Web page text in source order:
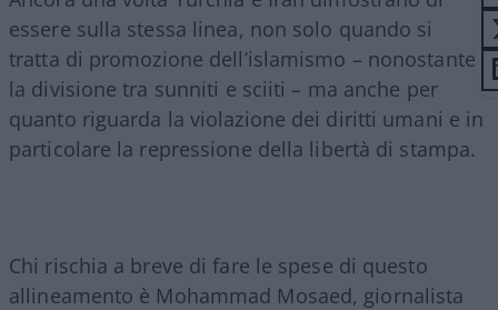
essere sulla stessa linea, non solo quando si
tratta di promozione dell’islamismo – nonostante
la divisione tra sunniti e sciiti – ma anche per
quanto riguarda la violazione dei diritti umani e in
particolare la repressione della libertà di stampa.
Chi rischia a breve di fare le spese di questo
allineamento è Mohammad Mosaed, giornalista